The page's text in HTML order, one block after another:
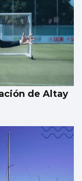
de Altay